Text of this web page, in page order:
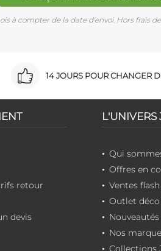
à compter de la date d'envoi. Hors frais
14 JOURS POUR CHANGER
retour
devis
Qui
Offres en
Ventes flash
Outlet déco
Nouveautés
Nos
Collections